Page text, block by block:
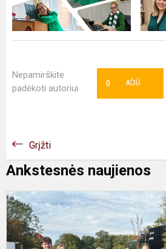
Nepamirškite
padėkoti autoriui
AČIŪ
0
Grįžti
Ankstesnės naujienos